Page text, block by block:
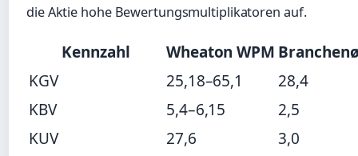
die Aktie hohe Bewertungsmultiplikatoren auf.
Kennzahl Wheaton WPM
KGV
25,18–65,1
28,4
KBV
5,4–6,15
2,5
KUV
27,6
3,0